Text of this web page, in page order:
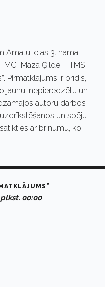
Amatu ielas 3. nama
“Mazā Ģilde” TTMS
Pirmatklājums ir brīdis,
jaunu, nepieredzētu un
autoru darbos
un spēju
ar brīnumu, ko
00:00